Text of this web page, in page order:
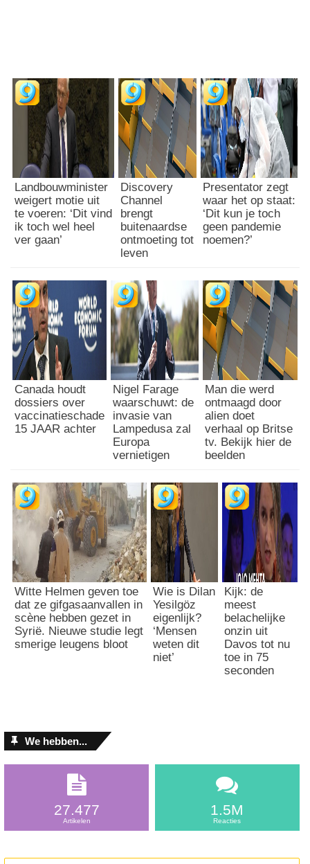
Landbouwminister
weigert motie uit
te voeren: ‘Dit vind
ik toch wel heel
ver gaan’
Discovery
Channel
brengt
buitenaardse
ontmoeting tot
leven
Presentator zegt
waar het op staat:
‘Dit kun je toch
geen pandemie
noemen?’
Canada houdt
dossiers over
vaccinatieschade
15 JAAR achter
Nigel Farage
waarschuwt: de
invasie van
Lampedusa zal
Europa
vernietigen
Man die werd
ontmaagd door
alien doet
verhaal op Britse
tv. Bekijk hier de
beelden
Witte Helmen geven toe
dat ze gifgasaanvallen in
scène hebben gezet in
Syrië. Nieuwe studie legt
smerige leugens bloot
Wie is Dilan
Yesilgöz
eigenlijk?
‘Mensen
weten dit
niet’
Kijk: de
meest
belachelijke
onzin uit
Davos tot nu
toe in 75
seconden
We hebben...
27.477
Artikelen
1.5M
Reacties